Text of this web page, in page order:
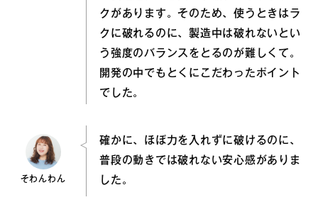
クがあります。そのため、使うときはラ
クに破れるのに、製造中は破れないとい
う強度のバランスをとるのが難しくて。
開発の中でもとくにこだわったポイント
でした。
そわんわん
確かに、ほぼ力を入れずに破けるのに、
普段の動きでは破れない安心感がありま
した。